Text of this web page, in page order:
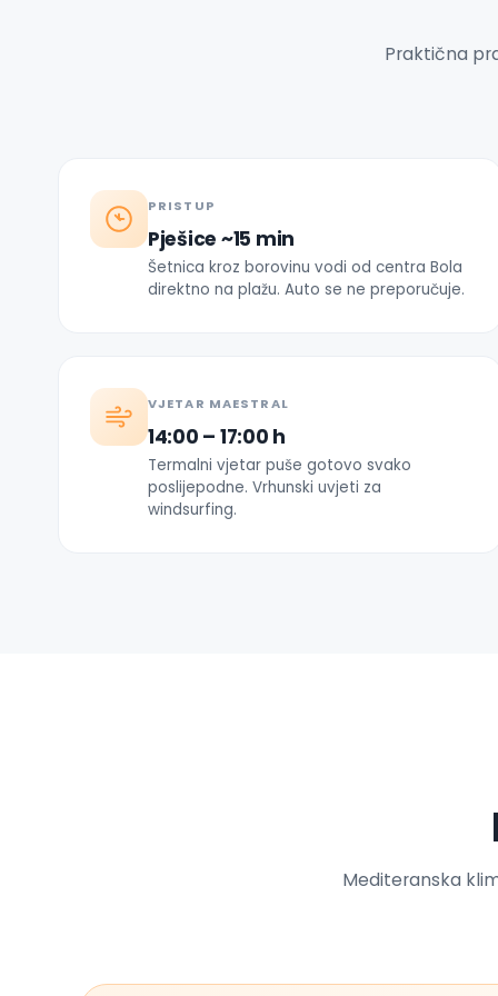
Praktična
PRISTUP
Pješice ~15 min
Šetnica kroz borovinu vodi od centra Bola
direktno na plažu. Auto se ne preporučuje.
VJETAR MAESTRAL
14:00 – 17:00 h
Termalni vjetar puše gotovo svako
poslijepodne. Vrhunski uvjeti za
windsurfing.
Mediteranska